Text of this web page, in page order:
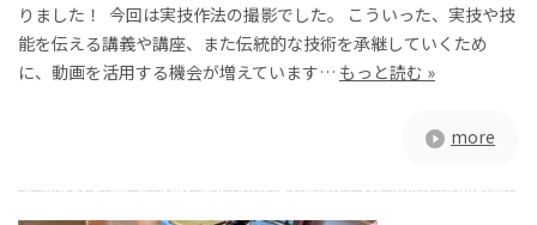
りました！ 今回は実技作法の撮影でした。 こういった、実技や技
能を伝える講義や講座、また伝統的な技術を承継していくため
に、動画を活用する機会が増えています… もっと読む »
more